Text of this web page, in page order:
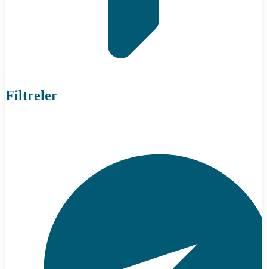
Filtreler